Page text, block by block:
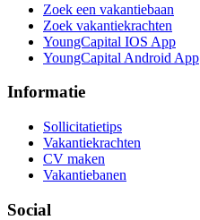
Zoek een vakantiebaan
Zoek vakantiekrachten
YoungCapital IOS App
YoungCapital Android App
Informatie
Sollicitatietips
Vakantiekrachten
CV maken
Vakantiebanen
Social